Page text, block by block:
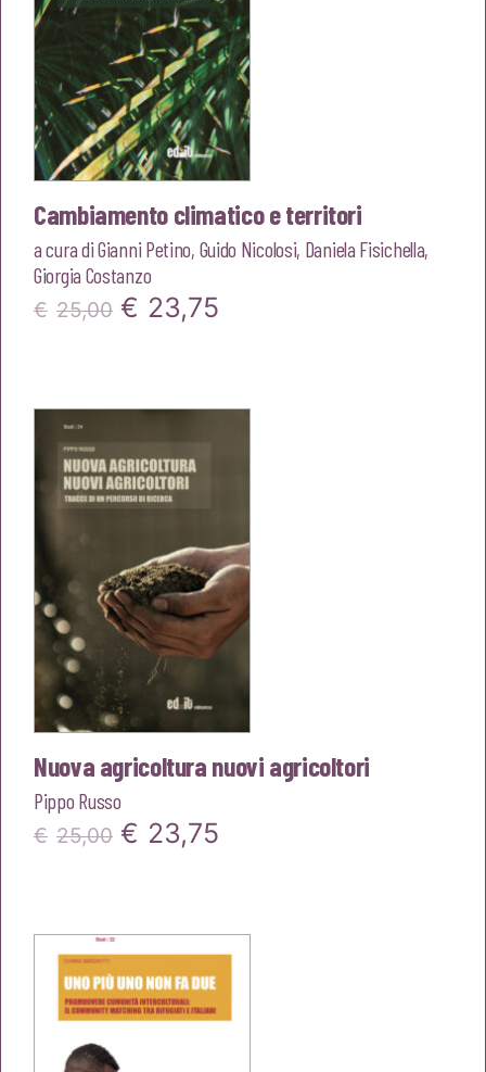
Cambiamento climatico e territori
a cura diGianni Petino, Guido Nicolosi, Daniela Fisichella,
Giorgia Costanzo
€ 25,00 Il
€25,00.
€ 23,75
Nuova agricoltura nuovi agricoltori
Pippo Russo
€ 25,00 Il
era:
€25,00.
€ 23,75
è: